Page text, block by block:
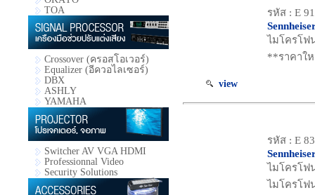
TOA
Crossover (ครอสโอเวอร์)
Equalizer (อีควอไลเซอร์)
DBX
ASHLY
YAMAHA
Switcher AV VGA HDMI
Professionnal Video
Security Solutions
view
รหัส : E
ไมโครโฟ
**ราคาใ
รหัส : E
ไมโครโฟ
ไมโครโฟ